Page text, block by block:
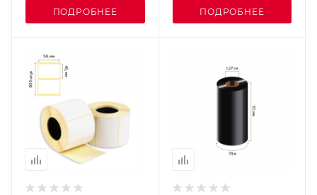
ПОДРОБНЕЕ ПОДРОБНЕЕ